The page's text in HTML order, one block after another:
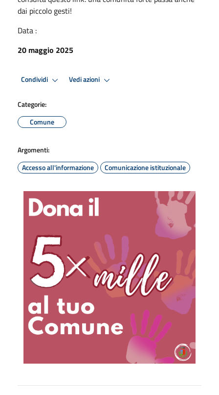
dai piccolo gesti!
Data :
20 maggio 2025
Condividi Vedi azioni
Categorie:
Comune
Argomenti:
Accesso all'informazione
Comunicazione istituzionale